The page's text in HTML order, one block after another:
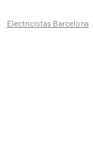
Electricistas Barcelona